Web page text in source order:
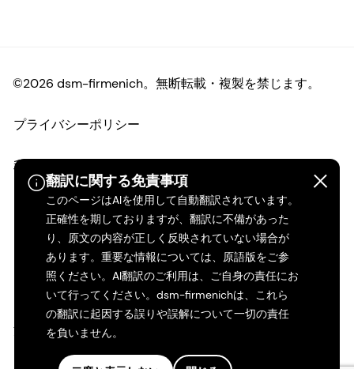
翻訳に関する免責事項
このページはAIを使用して自動翻訳されています。
正確性を期しておりますが、翻訳に不備があった
り、原文の内容が正しく反映されていない場合が
あります。重要な情報については、原語版をご参
照ください。AI翻訳のご利用は、ご自身の責任にお
いて行ってください。dsm-firmenichは、これら
の翻訳に起因する誤りや誤解について一切の責任
を負いません。
©2026 dsm-firmenich。無断転載・複製を禁じます。
プライバシーポリシー
利用規約
ご利用条件
カリフォルニアの透明性
アクセシビリティ・ステートメント
法的情報